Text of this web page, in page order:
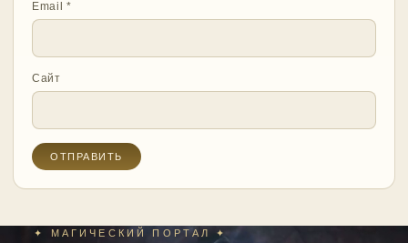
Email*
Сайт
✦ МАГИЧЕСКИЙ ПОРТАЛ ✦